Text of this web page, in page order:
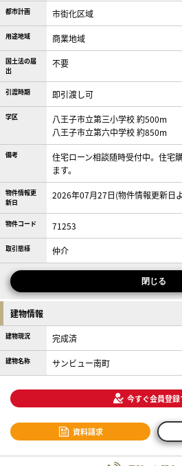
都市計画 市街化区域
用途地域 商業地域
国土法の届
出
不要
引渡時期 即引渡し可
学区
八王子市立第三小学校 約500m
八王子市立第六中学校 約850m
備考
住宅ローン相談随時受付中。住宅
ます。
物件情報更
新日
2026年07月27日(物件情報更新日
物件コード 71253
取引態様 仲介
閉じる
建物情報
建物現況 完成済
建物名称 サンビュー南町
今すぐ会員登録
資料請求